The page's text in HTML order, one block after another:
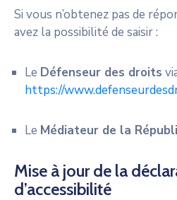
Si vous n’obtenez pas de
avez la possibilité de saisir :
Le Défenseur des droits
https://
Le Médiateur de la
Mise à jour de la
d’accessibilité